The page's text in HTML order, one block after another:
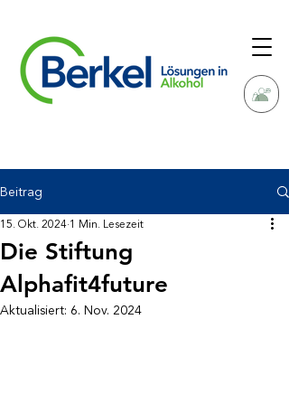
Beitrag
Die Stiftung
Alphafit4future
15. Okt. 2024 1 Min. Lesezeit
Aktualisiert: 6. Nov. 2024